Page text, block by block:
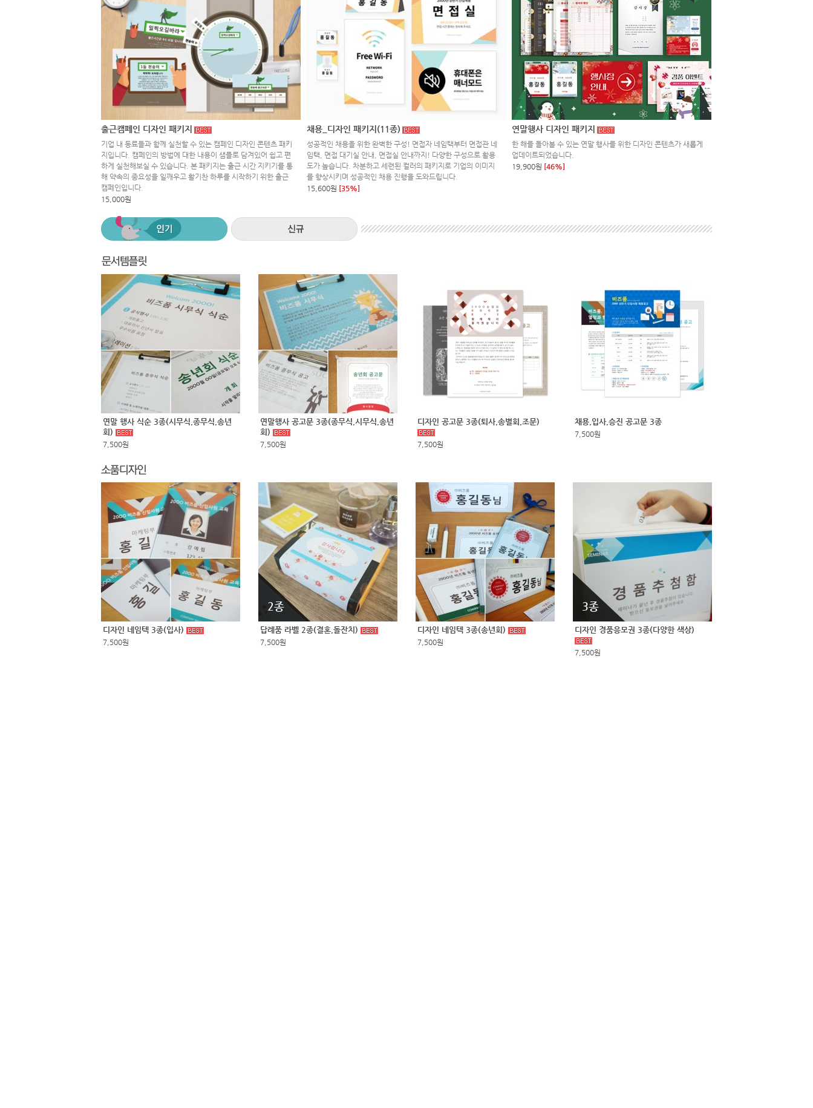
출근캠페인 디자인 패키지
기업 내 동료들과 함께 실천할 수 있는 캠페인 디자인 콘텐츠 패키
지입니다. 캠페인의 방법에 대한 내용이 샘플로 담겨있어 쉽고 편
하게 실천해보실 수 있습니다. 본 패키지는 출근 시간 지키기를 통
해 약속의 중요성을 일깨우고 활기찬 하루를 시작하기 위한 출근
캠페인입니다.
15,000원
채용_디자인 패키지(11종)
성공적인 채용을 위한 완벽한 구성! 면접자 네임택부터 면접관 네
임택, 면접 대기실 안내, 면접실 안내까지! 다양한 구성으로 활용
도가 높습니다. 차분하고 세련된 컬러의 패키지로 기업의 이미지
를 향상시키며 성공적인 채용 진행을 도와드립니다.
15,600원 [35%]
연말행사 디자인 패키지
한 해를 돌아볼 수 있는 연말 행사를 위한 디자인 콘텐츠가 새롭게
업데이트되었습니다.
19,900원 [46%]
연말 행사 식순 3종(시무식,종무식,송년
회)
7,500원
연말행사 공고문 3종(종무식,시무식,송년
회)
7,500원
디자인 공고문 3종(퇴사,송별회,조문)
7,500원
채용,입사,승진 공고문 3종
7,500원
디자인 네임텍 3종(입사)
7,500원
2종
답례품 라벨 2종(결혼,돌잔치)
7,500원
디자인 네임텍 3종(송년회)
7,500원
3종
디자인 경품응모권 3종(다양한 색상)
7,500원